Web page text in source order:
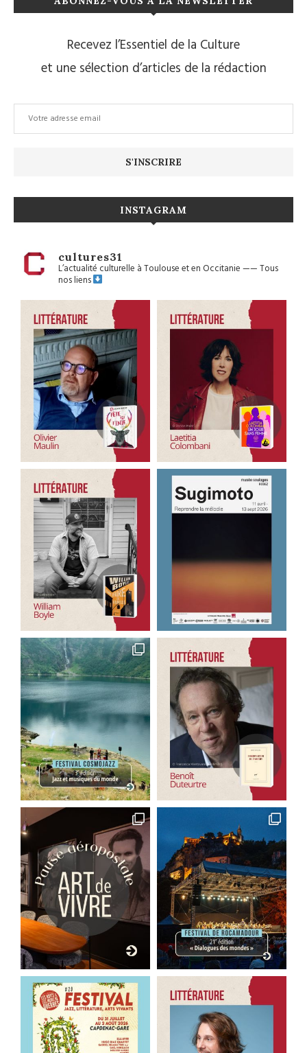
Recevez l’Essentiel de la Culture
et une sélection d’articles de la rédaction
INSTAGRAM
cultures31
L’actualité culturelle à Toulouse et en Occitanie——Tous
nos liens